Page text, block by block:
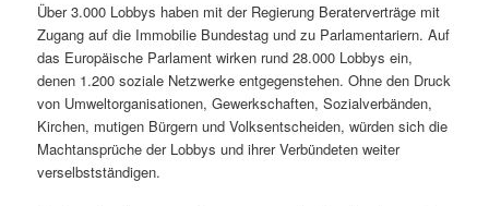
Über 3.000 Lobbys haben mit der Regierung Beraterverträge mit
Zugang auf die Immobilie Bundestag und zu Parlamentariern. Auf
das Europäische Parlament wirken rund 28.000 Lobbys ein,
denen 1.200 soziale Netzwerke entgegenstehen. Ohne den Druck
von Umweltorganisationen, Gewerkschaften, Sozialverbänden,
Kirchen, mutigen Bürgern und Volksentscheiden, würden sich die
Machtansprüche der Lobbys und ihrer Verbündeten weiter
verselbstständigen.